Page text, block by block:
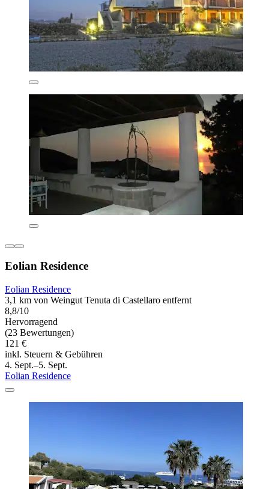
Eolian Residence
Eolian Residence
3,1 km von Weingut Tenuta di Castellaro entfernt
8,8/10
Hervorragend
(23 Bewertungen)
121 €
inkl. Steuern & Gebühren
4. Sept.–5. Sept.
Eolian Residence